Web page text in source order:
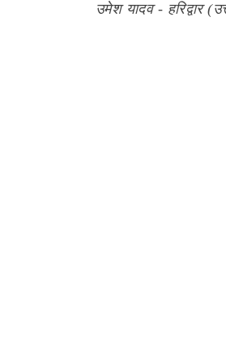
उमेश यादव - हरिद्वार